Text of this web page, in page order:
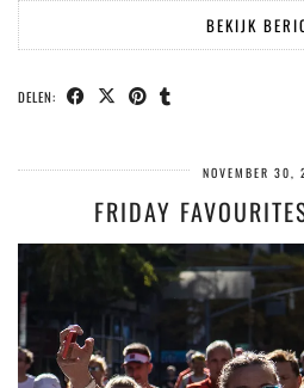
BEKIJK
DELEN:
NOVEMBER 30,
FRIDAY